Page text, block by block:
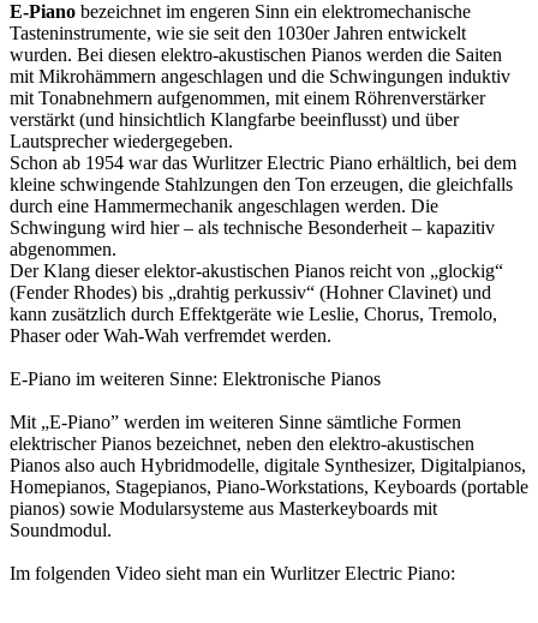
E-Piano bezeichnet im engeren Sinn ein elektromechanische
Tasteninstrumente, wie sie seit den 1030er Jahren entwickelt
wurden. Bei diesen elektro-akustischen Pianos werden die Saiten
mit Mikrohämmern angeschlagen und die Schwingungen induktiv
mit Tonabnehmern aufgenommen, mit einem Röhrenverstärker
verstärkt (und hinsichtlich Klangfarbe beeinflusst) und über
Lautsprecher wiedergegeben.
Schon ab 1954 war das Wurlitzer Electric Piano erhältlich, bei dem
kleine schwingende Stahlzungen den Ton erzeugen, die gleichfalls
durch eine Hammermechanik angeschlagen werden. Die
Schwingung wird hier – als technische Besonderheit – kapazitiv
abgenommen.
Der Klang dieser elektor-akustischen Pianos reicht von „glockig“
(Fender Rhodes) bis „drahtig perkussiv“ (Hohner Clavinet) und
kann zusätzlich durch Effektgeräte wie Leslie, Chorus, Tremolo,
Phaser oder Wah-Wah verfremdet werden.
E-Piano im weiteren Sinne: Elektronische Pianos
Mit „E-Piano” werden im weiteren Sinne sämtliche Formen
elektrischer Pianos bezeichnet, neben den elektro-akustischen
Pianos also auch Hybridmodelle, digitale Synthesizer, Digitalpianos,
Homepianos, Stagepianos, Piano-Workstations, Keyboards (portable
pianos) sowie Modularsysteme aus Masterkeyboards mit
Soundmodul.
Im folgenden Video sieht man ein Wurlitzer Electric Piano: